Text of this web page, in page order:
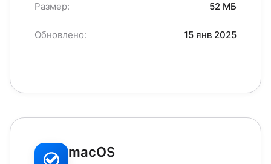
Размер: 52 МБ
Обновлено: 15 янв 2025
macOS